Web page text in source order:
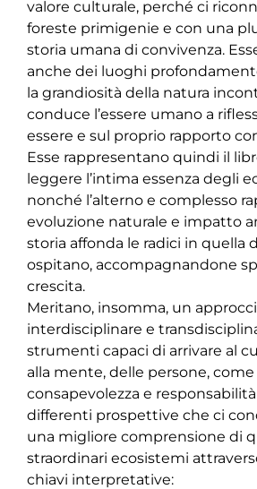
valore culturale, perché ci
foreste primigenie e con una
storia umana di convivenza.
anche dei luoghi
la grandiosità della natura
conduce l’essere umano a
essere e sul proprio rapporto
Esse rappresentano quindi il
leggere l’intima essenza degli
nonché l’alterno e complesso
evoluzione naturale e impatto
storia affonda le radici in quella
ospitano, accompagnandone
crescita.
Meritano, insomma, un
interdisciplinare e
strumenti capaci di arrivare al
alla mente, delle persone, come
consapevolezza e
differenti prospettive che ci
una migliore comprensione di
straordinari ecosistemi
chiavi interpretative: